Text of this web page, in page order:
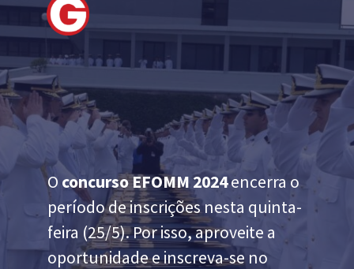
O concurso EFOMM 2024encerra o
período de inscrições nesta quinta-
feira (25/5). Por isso, aproveite a
oportunidade e inscreva-se no